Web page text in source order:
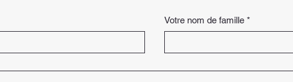
Votre nom de famille *